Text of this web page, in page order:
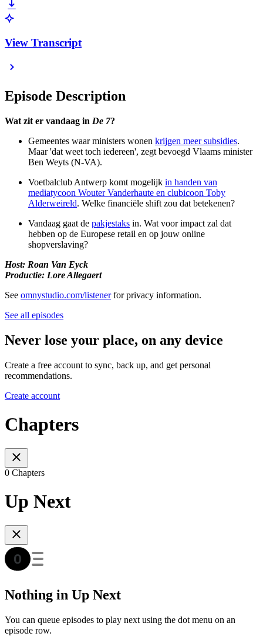
View Transcript
Episode Description
Wat zit er vandaag in De 7?
Gemeentes waar ministers wonen krijgen meer subsidies.
Maar 'dat weet toch iedereen', zegt bevoegd Vlaams minister
Ben Weyts (N-VA).
Voetbalclub Antwerp komt mogelijk in handen van
mediatycoon Wouter Vanderhaute en clubicoon Toby
Alderweireld. Welke financiële shift zou dat betekenen?
Vandaag gaat de pakjestaks in. Wat voor impact zal dat
hebben op de Europese retail en op jouw online
shopverslaving?
Host: Roan Van Eyck
Productie: Lore Allegaert
See omnystudio.com/listenerfor privacy information.
See all episodes
Never lose your place, on any device
Create a free account to sync, back up, and get personal
recommendations.
Create account
Chapters
0 Chapters
Up Next
Nothing in Up Next
You can queue episodes to play next using the dot menu on an
episode row.